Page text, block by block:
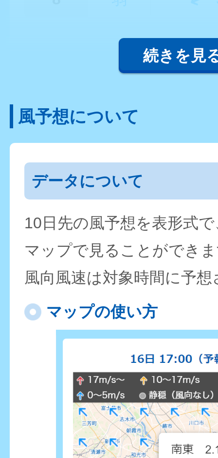
続きを見
風予想について
データについて
10日先の風予想を表形式
マップで見ることができ
風向風速は対象時間に予
マップの使い方